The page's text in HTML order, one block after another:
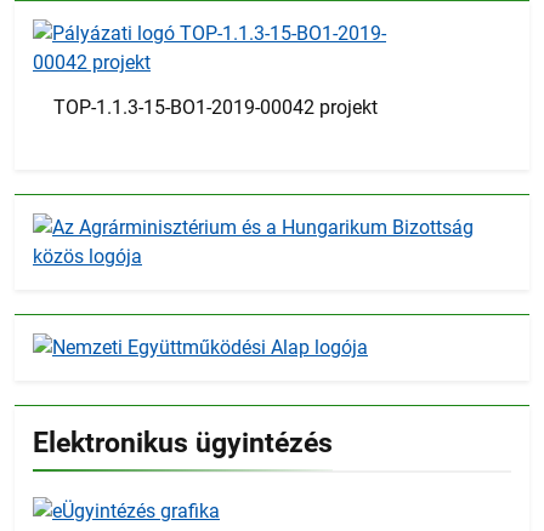
TOP-1.1.3-15-BO1-2019-00042 projekt
Elektronikus ügyintézés